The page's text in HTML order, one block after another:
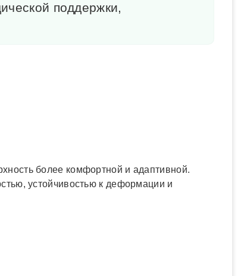
поддержки,
более комфортной и адаптивной.
устойчивостью к деформации и